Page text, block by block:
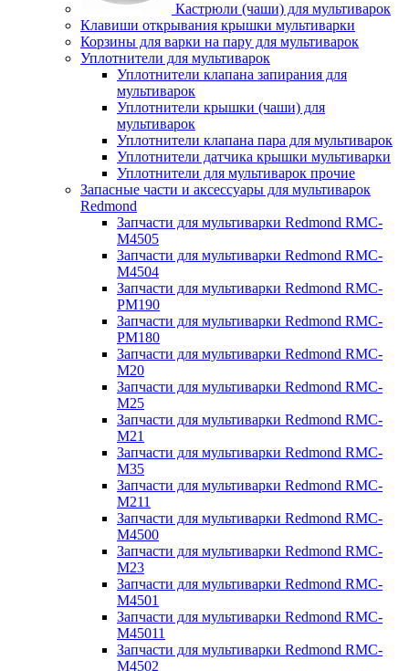
Кастрюли (чаши) для мультиварок
Клавиши открывания крышки мультиварки
Корзины для варки на пару для мультиварок
Уплотнители для мультиварок
Уплотнители клапана запирания для
мультиварок
Уплотнители крышки (чаши) для
мультиварок
Уплотнители клапана пара для мультиварок
Уплотнители датчика крышки мультиварки
Уплотнители для мультиварок прочие
Запасные части и аксессуары для мультиварок
Redmond
Запчасти для мультиварки Redmond RMC-
M4505
Запчасти для мультиварки Redmond RMC-
M4504
Запчасти для мультиварки Redmond RMC-
PM190
Запчасти для мультиварки Redmond RMC-
PM180
Запчасти для мультиварки Redmond RMC-
M20
Запчасти для мультиварки Redmond RMC-
M25
Запчасти для мультиварки Redmond RMC-
M21
Запчасти для мультиварки Redmond RMC-
M35
Запчасти для мультиварки Redmond RMC-
M211
Запчасти для мультиварки Redmond RMC-
M4500
Запчасти для мультиварки Redmond RMC-
M23
Запчасти для мультиварки Redmond RMC-
M4501
Запчасти для мультиварки Redmond RMC-
M45011
Запчасти для мультиварки Redmond RMC-
M4502